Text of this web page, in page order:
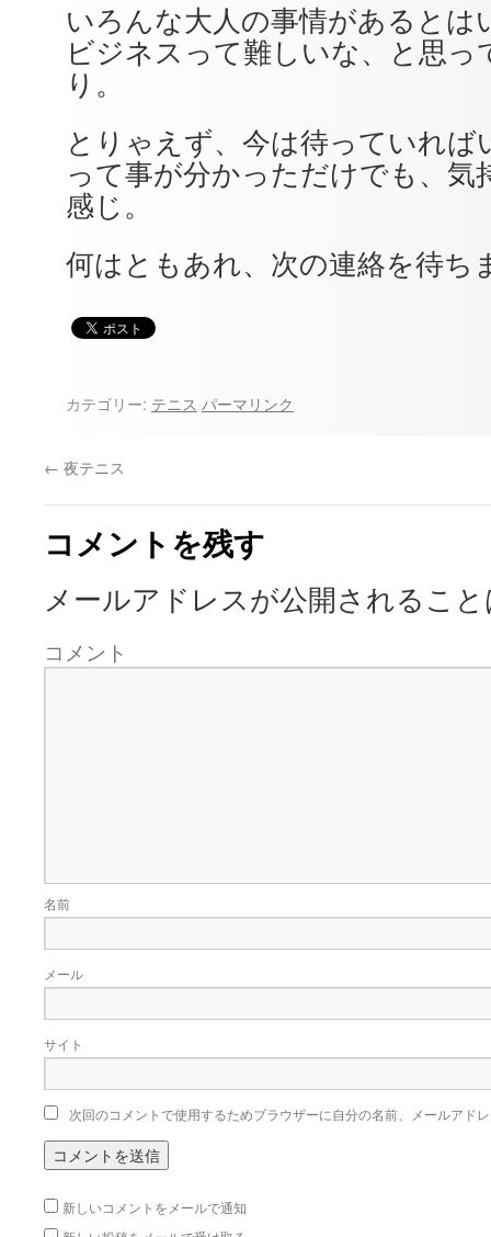
いろんな大人の事情があるとは
ビジネスって難しいな、と思
り。
とりゃえず、今は待っていれば
って事が分かっただけでも、気
感じ。
何はともあれ、次の連絡を待ち
カテゴリー: テニス パーマリンク
← 夜テニス
コメントを残す
メールアドレスが公開されるこ
コメント
名前
メール
サイト
次回のコメントで使用するためブラウザーに自分の名前、メールアド
新しいコメントをメールで通知